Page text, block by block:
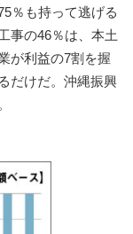
％も持って逃げる
事の46％は、本土
が利益の7割を握
だけだ。沖縄振興